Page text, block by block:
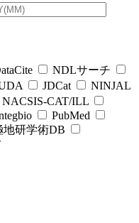
NDLサーチ
JDCat
NINJAL
NACSIS-CAT/ILL
PubMed
地研学術DB